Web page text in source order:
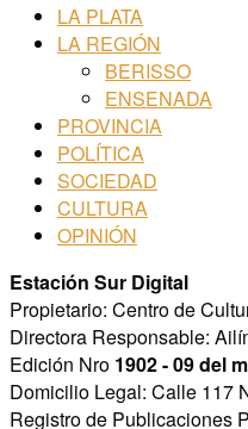
LA PLATA
LA REGIÓN
BERISSO
ENSENADA
PROVINCIA
POLÍTICA
SOCIEDAD
CULTURA
OPINIÓN
Estación Sur Digital
Propietario: Centro de
Directora Responsable:
Edición Nro 1902 - 09 del
Domicilio Legal: Calle 117
Registro de Publicaciones